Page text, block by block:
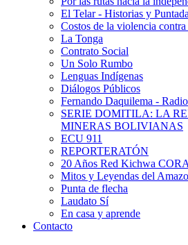
El Telar - Historias y
Costos de la violencia contra
La Tonga
Contrato Social
Un Solo Rumbo
Lenguas Indígenas
Diálogos Públicos
Fernando Daquilema -
SERIE DOMITILA: LA
MINERAS BOLIVIANAS
ECU 911
REPORTERATÓN
20 Años Red Kichwa
Mitos y Leyendas del
Punta de flecha
Laudato Sí
En casa y aprende
Contacto